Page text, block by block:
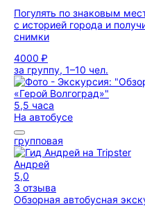
Погулять по знаковым
с историей города и
снимки
4000 ₽
за группу, 1–10 чел.
5,5 часа
На автобусе
групповая
Андрей
5,0
3 отзыва
Обзорная автобусная